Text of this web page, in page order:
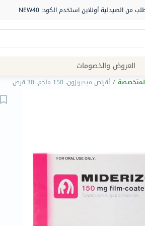
العروض والخصومات
/ أقراص ميديريزون، 150 ملجم، 30 قرص